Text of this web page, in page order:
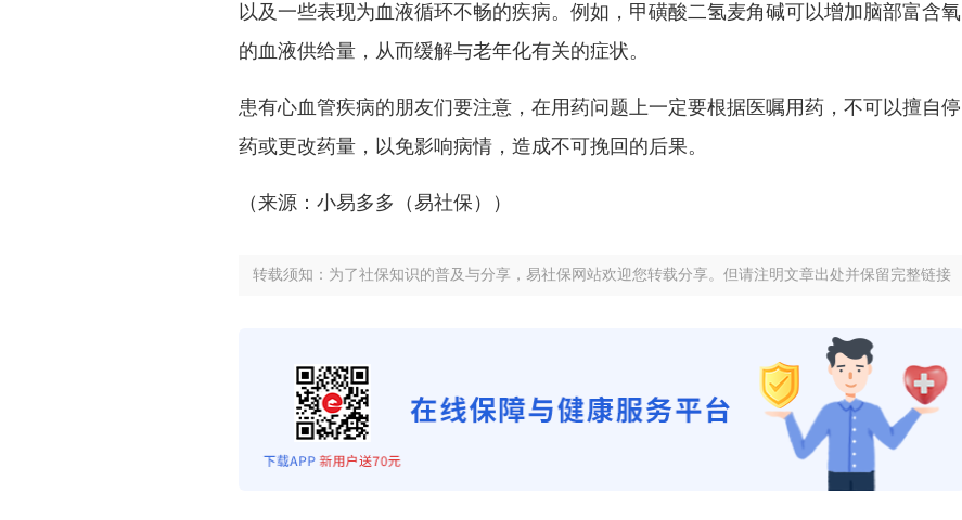
以及一些表现为血液循环不畅的疾病。例如，甲磺酸二氢麦角碱可以增加脑部富含氧
的血液供给量，从而缓解与老年化有关的症状。
患有心血管疾病的朋友们要注意，在用药问题上一定要根据医嘱用药，不可以擅自停
药或更改药量，以免影响病情，造成不可挽回的后果。
（来源：小易多多（易社保））
转载须知：为了社保知识的普及与分享，易社保网站欢迎您转载分享。但请注明文章出处并保留完整链接